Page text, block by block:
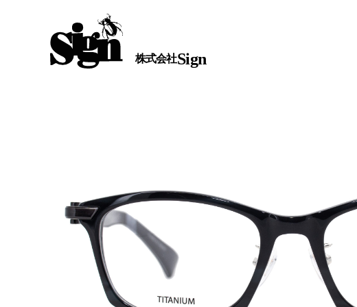
株式会社Sign